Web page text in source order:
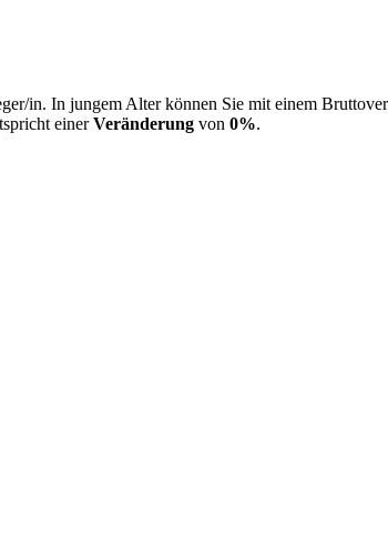
in. In jungem Alter können Sie mit einem
einerVeränderung von 0%.